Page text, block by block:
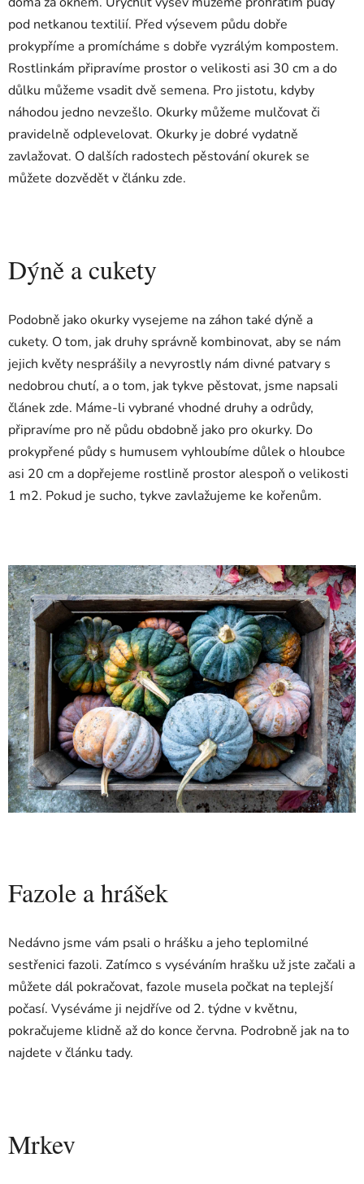
pod netkanou textilií. Před výsevem půdu dobře
prokypříme a promícháme s dobře vyzrálým kompostem.
Rostlinkám připravíme prostor o velikosti asi 30 cm a do
důlku můžeme vsadit dvě semena. Pro jistotu, kdyby
náhodou jedno nevzešlo. Okurky můžeme mulčovat či
pravidelně odplevelovat. Okurky je dobré vydatně
zavlažovat. O dalších radostech pěstování okurek se
můžete dozvědět v článku zde.
Dýně a cukety
Podobně jako okurky vysejeme na záhon také dýně a
cukety. O tom, jak druhy správně kombinovat, aby se nám
jejich květy nesprášily a nevyrostly nám divné patvary s
nedobrou chutí, a o tom, jak tykve pěstovat, jsme napsali
článek zde. Máme-li vybrané vhodné druhy a odrůdy,
připravíme pro ně půdu obdobně jako pro okurky. Do
prokypřené půdy s humusem vyhloubíme důlek o hloubce
asi 20 cm a dopřejeme rostlině prostor alespoň o velikosti
1 m2. Pokud je sucho, tykve zavlažujeme ke kořenům.
Fazole a hrášek
Nedávno jsme vám psali o hrášku a jeho teplomilné
sestřenici fazoli. Zatímco s vyséváním hrašku už jste začali a
můžete dál pokračovat, fazole musela počkat na teplejší
počasí. Vyséváme ji nejdříve od 2. týdne v květnu,
pokračujeme klidně až do konce června. Podrobně jak na to
najdete v článku tady.
Mrkev